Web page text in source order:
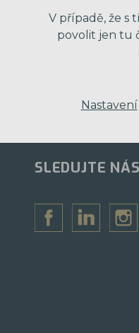
SLEDUJTE NÁS
V případě, že s
povolit jen tu
Nastavení